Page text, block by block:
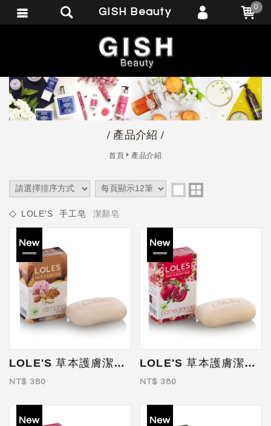
/ 產品介紹 /
首頁 產品介紹
LOLE'S 手工皂 潔顏皂
LOLE'S 草本護膚潔顏皂(甜杏仁) 100g
NT$ 380
LOLE'S 草本護膚潔顏皂(紅石榴) 100g
NT$ 380
GISH Beauty 0
會員登入
會員註冊
忘記密碼
訂單查詢
追蹤清單
匯款通知
繁體中文